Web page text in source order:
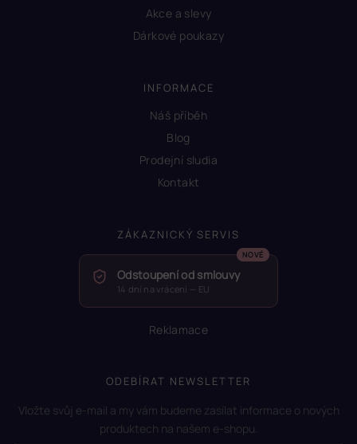
Akce a slevy
Dárkové poukazy
INFORMACE
Náš příběh
Blog
Prodejní sludia
Kontakt
ZÁKAZNICKÝ SERVIS
Odstoupení od smlouvy
14 dní na vrácení — EU
Reklamace
ODEBÍRAT NEWSLETTER
Vložte svůj e-mail a my vám budeme zasílat informace o nových
produktech na našem e-shopu.